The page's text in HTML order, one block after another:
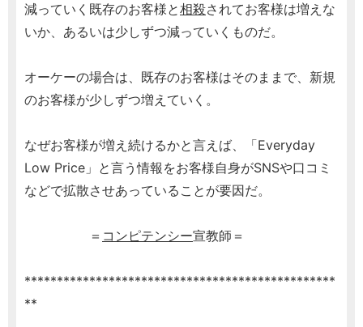
減っていく既存のお客様と相殺されてお客様は増えな
いか、あるいは少しずつ減っていくものだ。
オーケーの場合は、既存のお客様はそのままで、新規
のお客様が少しずつ増えていく。
なぜお客様が増え続けるかと言えば、「Everyday
Low Price」と言う情報をお客様自身がSNSや口コミ
などで拡散させあっていることが要因だ。
＝ コンピテンシー宣教師＝
************************************************
**